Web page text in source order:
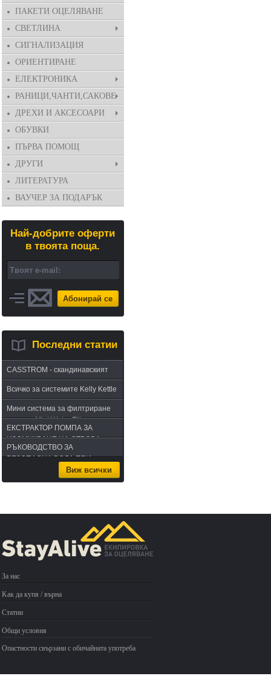
ПАКЕТИ ОЦЕЛЯВАНЕ
СВЕТЛИНА
СИГНАЛИЗАЦИЯ
ОРИЕНТИРАНЕ
ЕЛЕКТРОНИКА
РАНИЦИ,ЧАНТИ,САКОВЕ
ДРЕХИ И АКСЕСОАРИ
ОБУВКИ
ПЪРВА ПОМОЩ
ДРУГИ
ЛИТЕРАТУРА
ВАУЧЕР ЗА ПОДАРЪК
Най-добрите оферти
в твоята поща.
Абонирай се
Последни статии
CASSTROM - скандинавският
път в оцеляването или
бушкрафт по лапландски
Всичко за системите Kelly Kettle
Мини система за филтриране
на вода Mini Water Filter
ЕКСТРАКТОР ПОМПА ЗА
ИЗСМУКВАНЕ НА ОТРОВА -
комплект за извличане на
РЪКОВОДСТВО ЗА
БЕЗОПАСНА ВОДА ПРИ
Виж всички
За нас
Kак да купя / върна
Статии
Общи условия
Опастности свързани с обичайната употреба